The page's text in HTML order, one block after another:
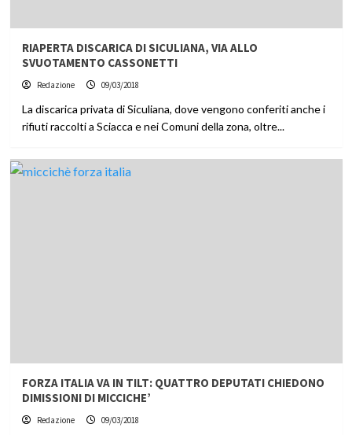
RIAPERTA DISCARICA DI SICULIANA, VIA ALLO
SVUOTAMENTO CASSONETTI
Redazione 09/03/2018
La discarica privata di Siculiana, dove vengono conferiti anche i
rifiuti raccolti a Sciacca e nei Comuni della zona, oltre...
FORZA ITALIA VA IN TILT: QUATTRO DEPUTATI CHIEDONO
DIMISSIONI DI MICCICHE’
Redazione 09/03/2018